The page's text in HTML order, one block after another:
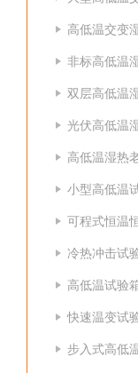
高低温交变
非标高低温
双层高低温
光伏高低温
高低温湿热
小型高低温
可程式恒温
冷热冲击试
高低温试验
快速温变试
步入式高低